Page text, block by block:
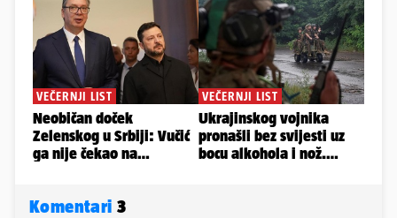
Komentari 3